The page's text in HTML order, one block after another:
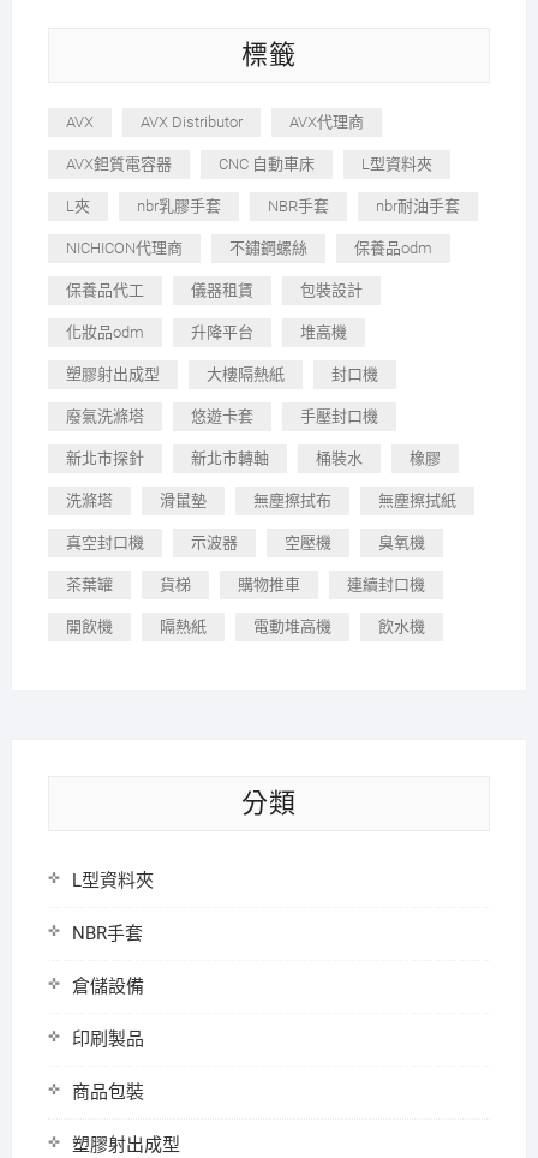
標籤
AVX AVX Distributor AVX代理商
AVX鉭質電容器 CNC 自動車床 L型資料夾
L夾 nbr乳膠手套 NBR手套 nbr耐油手套
NICHICON代理商 不鏽鋼螺絲 保養品odm
保養品代工 儀器租賃 包裝設計
化妝品odm 升降平台 堆高機
塑膠射出成型 大樓隔熱紙 封口機
廢氣洗滌塔 悠遊卡套 手壓封口機
新北市探針 新北市轉軸 桶裝水 橡膠
洗滌塔 滑鼠墊 無塵擦拭布 無塵擦拭紙
真空封口機 示波器 空壓機 臭氧機
茶葉罐 貨梯 購物推車 連續封口機
開飲機 隔熱紙 電動堆高機 飲水機
分類
L型資料夾
NBR手套
倉儲設備
印刷製品
商品包裝
塑膠射出成型